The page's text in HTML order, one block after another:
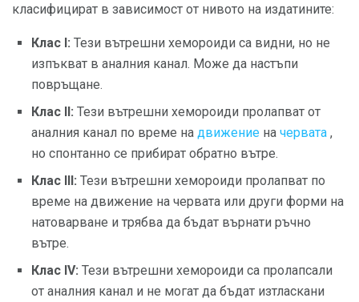
класифицират в зависимост от нивото на издатините:
Клас I: Тези вътрешни хемороиди са видни, но не
изпъкват в аналния канал. Може да настъпи
повръщане.
Клас II: Тези вътрешни хемороиди пролапват от
аналния канал по време на движение на червата ,
но спонтанно се прибират обратно вътре.
Клас III: Тези вътрешни хемороиди пролапват по
време на движение на червата или други форми на
натоварване и трябва да бъдат върнати ръчно
вътре.
Клас IV: Тези вътрешни хемороиди са пролапсали
от аналния канал и не могат да бъдат изтласкани